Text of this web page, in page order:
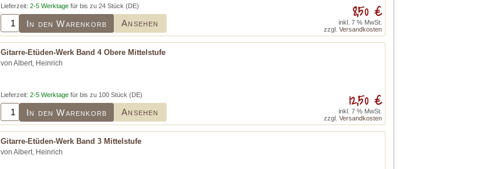
Lieferzeit: 2-5 Werktage für bis zu 24 Stück (DE)
In den Warenkorb Ansehen
8,50 €
inkl. 7 % MwSt.
zzgl. Versandkosten
Gitarre-Etüden-Werk Band 4 Obere Mittelstufe
von Albert, Heinrich
Lieferzeit: 2-5 Werktage für bis zu 100 Stück (DE)
In den Warenkorb Ansehen
12,50 €
inkl. 7 % MwSt.
zzgl. Versandkosten
Gitarre-Etüden-Werk Band 3 Mittelstufe
von Albert, Heinrich